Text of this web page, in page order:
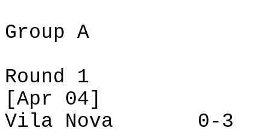
Group A
Round 1
[Apr 04]
Vila Nova 0-3